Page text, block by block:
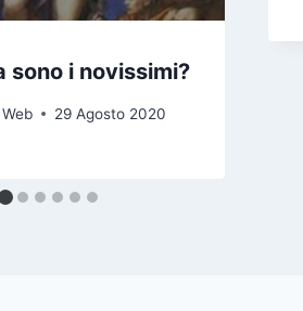
sono i novissimi?
29 Agosto 2020